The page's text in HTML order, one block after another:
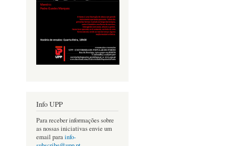
Info UPP
Para receber informações sobre
as nossas iniciativas envie um
email parainfo-